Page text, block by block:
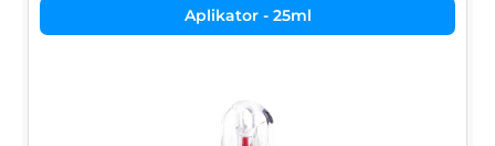
Aplikator - 25ml